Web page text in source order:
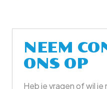
gesolliciteerd.
NEEM
ONS OP
Heb je vragen of wil